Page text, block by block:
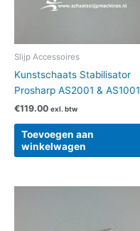
Slijp Accessoires
Kunstschaats Stabilisator
Prosharp AS2001 & AS1001
€119.00 exl. btw
Toevoegen aan
winkelwagen